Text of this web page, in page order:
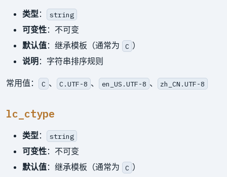
类型： string
可变性：不可变
默认值：继承模板（通常为 C ）
说明 ：字符串排序规则
常用值： C 、 C.UTF-8 、 en_US.UTF-8 、 zh_CN.UTF-8
lc_ctype
类型： string
可变性：不可变
默认值：继承模板（通常为 C ）